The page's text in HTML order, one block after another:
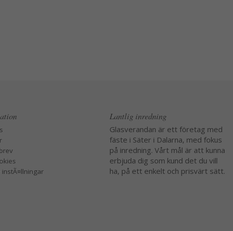
Lantlig inredning
Glasverandan är ett företag med
fäste i Säter i Dalarna, med fokus
på inredning. Vårt mål är att kunna
erbjuda dig som kund det du vill
ha, på ett enkelt och prisvärt sätt.